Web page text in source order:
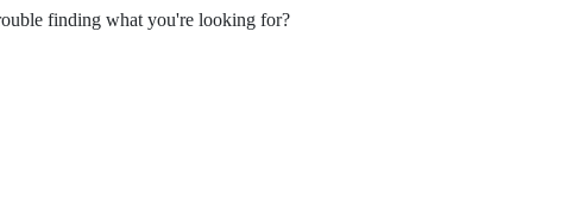
finding what you're looking for?